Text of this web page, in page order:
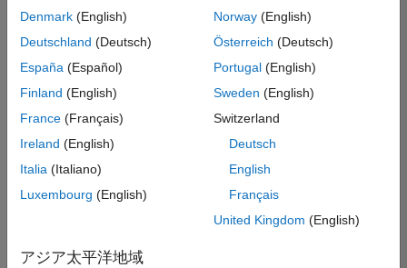
一
部
人
情
は
翻
れ
Denmark (English)
Deutschland (Deutsch)
España (Español)
Finland (English)
France (Français)
Ireland (English)
Italia (Italiano)
Luxembourg (English)
Norway(English)
Österreich (Deutsch)
Portugal(English)
Sweden (English)
Switzerland
Deutsch
English
Français
United Kingdom (English)
アジア太平洋地域